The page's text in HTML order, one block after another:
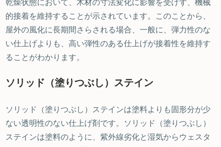
乾燥状態において、木材の寸法変化に影響を受けず、機械
的接着を維持することが示されています。このことから、
屋外の風化に長期間さらされる場合、一般に、弾力性のな
い仕上げよりも、高い弾性のある仕上げが接着性を維持す
ることがわかります。
ソリッド（塗りつぶし）ステイン
ソリッド（塗りつぶし）ステインは塗料よりも固形分が少
ない透明性のない仕上げ剤です。ソリッド（塗りつぶし）
ステインは塗料のように、紫外線劣化と湿気からウェスタ